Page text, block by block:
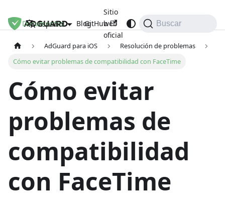
Documentos Blog
Sitio
web
oficial
Español GitHub Buscar
AdGuard para iOS
Resolución de problemas
Cómo evitar problemas de compatibilidad con FaceTime
Cómo evitar
problemas de
compatibilidad
con FaceTime